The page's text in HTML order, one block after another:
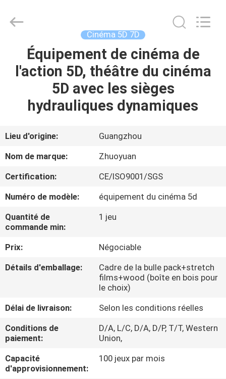
MAISON
PRODUITS
VR
SHOW
À
PROPOS
DE
VISITE
L'USINE
CONTRÔLE
DE
QUALITÉ
Zhuoyuan
Co.,Ltd.
Cinéma 5D 7D
Équipement de cinéma de
l'action 5D, théâtre du cinéma
5D avec les sièges
hydrauliques dynamiques
Lieu d'origine:
Guangzhou
Nom de marque:
Zhuoyuan
Certification:
CE/ISO9001/SGS
Numéro de modèle:
équipement du cinéma 5d
Quantité de
commande min:
1 jeu
Prix:
Négociable
Détails d'emballage:
Cadre de la bulle pack+stretch
films+wood (boîte en bois pour
le choix)
Délai de livraison:
Selon les conditions réelles
Conditions de
paiement:
D/A, L/C, D/A, D/P, T/T, Western
Union,
Capacité
d'approvisionnement:
100 jeux par mois